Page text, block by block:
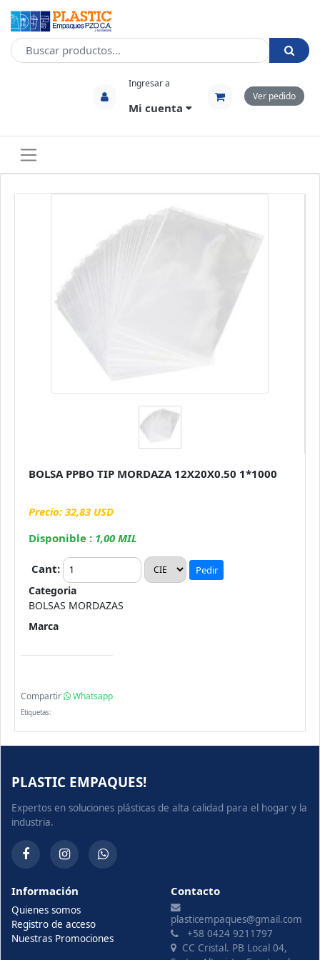
Ingresar a
Mi cuenta
Ver pedido
BOLSA PPBO TIP MORDAZA 12X20X0.50 1*1000
Precio: 32,83 USD
Disponible : 1,00 MIL
Cant: Pedir
Categoria
BOLSAS MORDAZAS
Marca
Compartir Whatsapp
Etiquetas:
PLASTIC EMPAQUES!
Expertos en soluciones plásticas de alta calidad para el hogar y la
industria.
Información
Quienes somos
Registro de acceso
Nuestras Promociones
Contacto
plasticempaques@gmail.com
+58 0424 9211797
CC Cristal. PB Local 04,